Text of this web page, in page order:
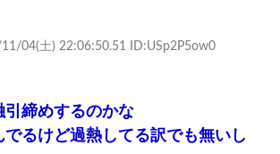
04(土) 22:06:50.51 ID:USp2P5ow0
引締めするのかな
でるけど過熱してる訳でも無いし